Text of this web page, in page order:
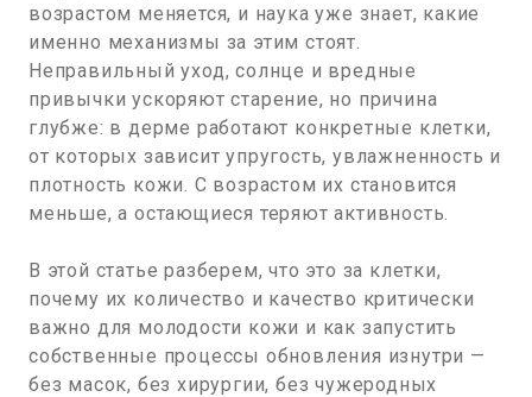
возрастом меняется, и наука уже знает, какие
именно механизмы за этим стоят.
Неправильный уход, солнце и вредные
привычки ускоряют старение, но причина
глубже: в дерме работают конкретные клетки,
от которых зависит упругость, увлажненность и
плотность кожи. С возрастом их становится
меньше, а остающиеся теряют активность.
В этой статье разберем, что это за клетки,
почему их количество и качество критически
важно для молодости кожи и как запустить
собственные процессы обновления изнутри —
без масок, без хирургии, без чужеродных